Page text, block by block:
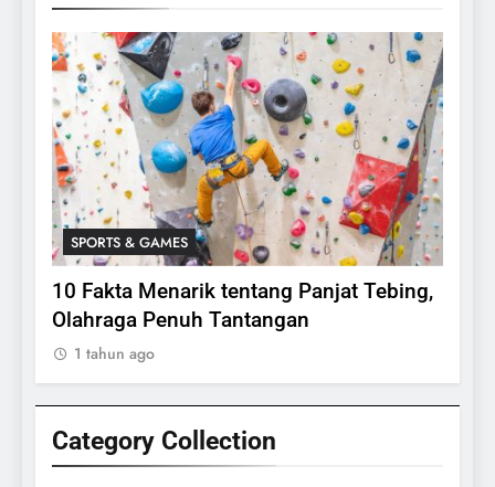
SPORTS & GAMES
10 Fakta Menarik tentang Panjat Tebing,
Olahraga Penuh Tantangan
1 tahun ago
Category Collection